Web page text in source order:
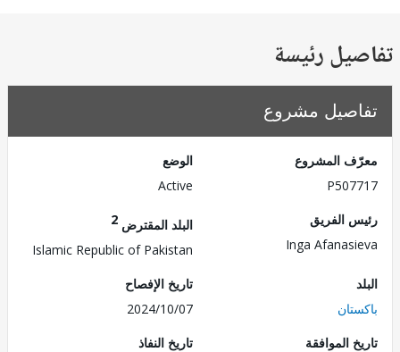
رئيسة
مشروع
المشروع
الفريق
Inga
البلد المقترض
Islamic Republic of Pakistan
تاريخ الإفصاح
2024/10/07
الموافقة
تاريخ النفاذ